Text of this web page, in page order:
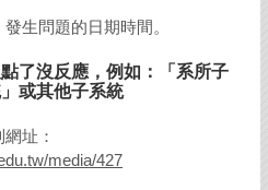
生問題的日期時間。
了沒反應，例如：「系所子
或其他子系統
址：
media/427